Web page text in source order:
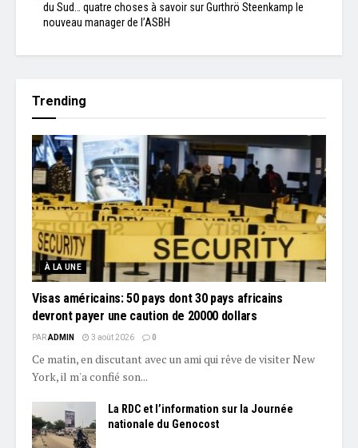
du Sud… quatre choses à savoir sur Gurthrö Steenkamp le
nouveau manager de l’ASBH
Trending
À LA UNE
Visas américains: 50 pays dont 30 pays africains
devront payer une caution de 20000 dollars
PARADMIN 3 août 2026 0
Ce matin, en discutant avec un ami qui rêve de visiter New
York, il m'a confié son...
La RDC et l’information sur la Journée
nationale du Genocost